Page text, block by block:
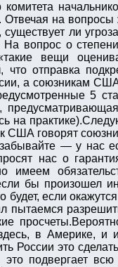
комитета
Отвечая на
ли
На вопрос о
вещи
что отправка
а союзникам
5
на
США говорят
— у нас
нас о
имеем
бы произошел
будет, если
пытаемся
в Америке, и
России это
это подвергает